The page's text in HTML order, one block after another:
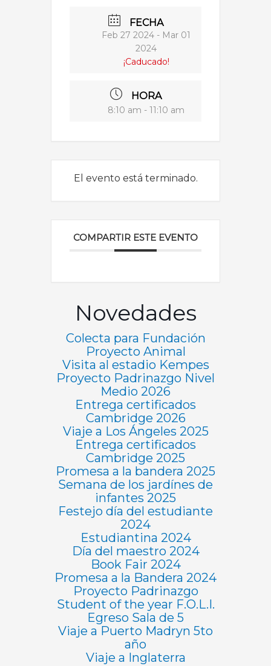
FECHA
Feb 27 2024 - Mar 01
2024
¡Caducado!
HORA
8:10 am - 11:10 am
El evento está terminado.
COMPARTIR ESTE EVENTO
Novedades
Colecta para Fundación
Proyecto Animal
Visita al estadio Kempes
Proyecto Padrinazgo Nivel
Medio 2026
Entrega certificados
Cambridge 2026
Viaje a Los Ángeles 2025
Entrega certificados
Cambridge 2025
Promesa a la bandera 2025
Semana de los jardínes de
infantes 2025
Festejo día del estudiante
2024
Estudiantina 2024
Día del maestro 2024
Book Fair 2024
Promesa a la Bandera 2024
Proyecto Padrinazgo
Student of the year F.O.L.I.
Egreso Sala de 5
Viaje a Puerto Madryn 5to
año
Viaje a Inglaterra